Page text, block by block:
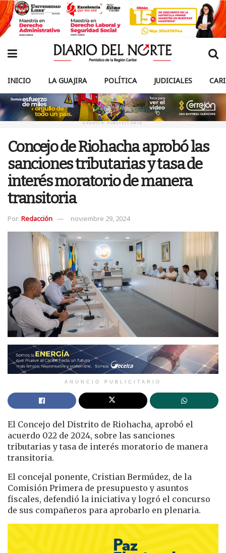
INICIO LA GUAJIRA POLÍTICA JUDICIALES
ANUNCIO PUBLICITARIO
Concejo de Riohacha aprobó las
sanciones tributarias y tasa de
interés moratorio de manera
transitoria
Por: Redacción noviembre 29, 2024
ANUNCIO PUBLICITARIO
El Concejo del Distrito de Riohacha, aprobó el
acuerdo 022 de 2024, sobre las sanciones
tributarias y tasa de interés moratorio de manera
transitoria.
El concejal ponente, Cristian Bermúdez, de la
Comisión Primera de presupuesto y asuntos
fiscales, defendió la iniciativa y logró el concurso
de sus compañeros para aprobarlo en plenaria.